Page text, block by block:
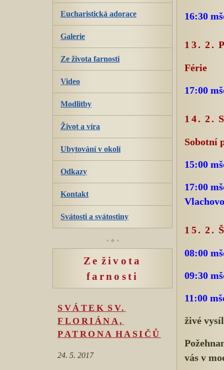
16:30
13. 2.
Férie
17:00
14. 2.
Sobotní
15:00
17:00
15. 2.
08:00
09:30
11:00
živé
vás v
Eucharistická adorace
Galerie
Ze života farnosti
Video
Modlitby
Život a víra
Ubytování v okolí
Odkazy
Kontakt
Svátosti a svátostiny
Ze života
farnosti
SVÁTEK SV.
FLORIÁNA,
PATRONA HASIČŮ
24. 5. 2017